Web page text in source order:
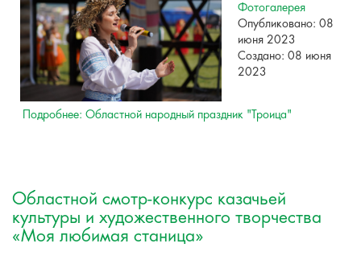
Фотогалерея
Опубликовано: 08
июня 2023
Создано: 08 июня
2023
Подробнее: Областной народный праздник "Троица"
Областной смотр-конкурс казачьей
культуры и художественного творчества
«Моя любимая станица»